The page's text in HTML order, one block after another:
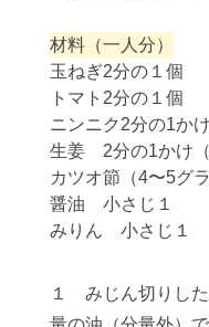
材料（一人分）
玉ねぎ2分の１個
トマト2分の１個
ニンニク2分の1かけ
生姜 2分の1かけ（
カツオ節（4〜5グラ
醤油 小さじ１
みりん 小さじ１
１ みじん切りし